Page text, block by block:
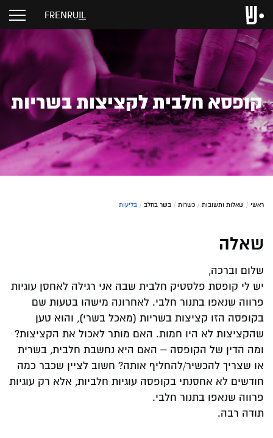
IL
RU
EN
FR
קופסא חלבית לקציצות בשריות
ראשי / שאלות ותשובות / כשרות / בשר בחלב / בליעות
שאלה
שלום וברכה,
יש לי קופסת פלסטיק חלבית שבה אני רגילה לאחסן עוגיות
פרווה שנאפו בתנור חלבי. לאחרונה מישהו בטעות שם
בקופסה הזו קציצות בשריות (מאכל בשרי), והוא טען
שהקציצות לא היו חמות. האם מותר לאכול את הקציצות?
ומה הדין של הקופסה – האם היא נחשבת חלבית, בשרית
או שצריך להכשיר/להחליף אותה? חשוב לציין שכבר כמה
חודשים לא אחסנתי בקופסה עוגיות חלביות, אלא רק עוגיות
פרווה שנאפו בתנור חלבי.
תודה רבה.